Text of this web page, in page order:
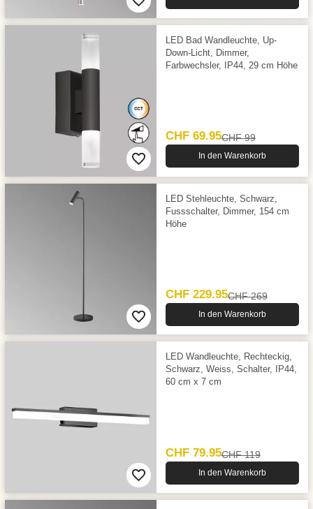
LED Bad Wandleuchte, Up-
Down-Licht, Dimmer,
Farbwechsler, IP44, 29 cm Höhe
CHF 69.95CHF 99
In den Warenkorb
LED Stehleuchte, Schwarz,
Fussschalter, Dimmer, 154 cm
Höhe
CHF 229.95CHF 269
In den Warenkorb
LED Wandleuchte, Rechteckig,
Schwarz, Weiss, Schalter, IP44,
60 cm x 7 cm
CHF 79.95CHF 119
In den Warenkorb